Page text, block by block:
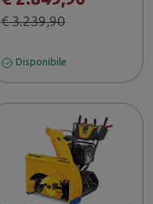
€ 3.239,90
Disponibile